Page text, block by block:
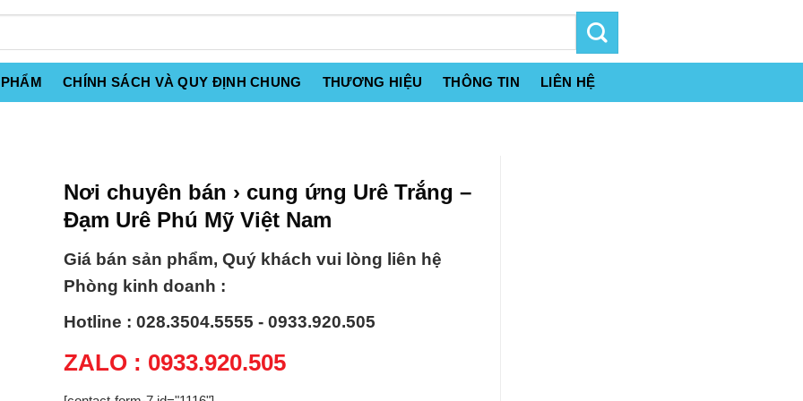
CHÍNH SÁCH VÀ QUY ĐỊNH CHUNG THƯƠNG HIỆU THÔNG TIN LIÊN HỆ
Nơi chuyên bán › cung ứng Urê Trắng –
Đạm Urê Phú Mỹ Việt Nam
Giá bán sản phẩm, Quý khách vui lòng liên hệ
Phòng kinh doanh :
Hotline : 028.3504.5555 - 0933.920.505
ZALO : 0933.920.505